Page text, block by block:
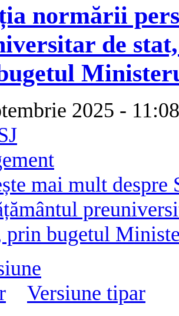
normării
de
2025 -
mai mult despre
prin bugetul
Versiune tipar